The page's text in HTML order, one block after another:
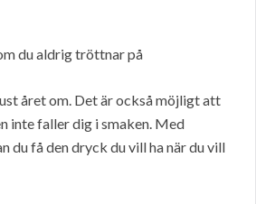
du aldrig tröttnar på
året om. Det är också möjligt att
inte faller dig i smaken. Med
du få den dryck du vill ha när du vill